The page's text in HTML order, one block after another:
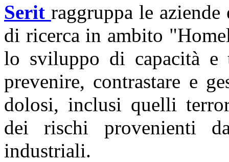
Serit raggruppa le
di ricerca in ambito
lo sviluppo di capacità e
prevenire, contrastare e
dolosi, inclusi quelli
dei rischi provenienti
industriali.